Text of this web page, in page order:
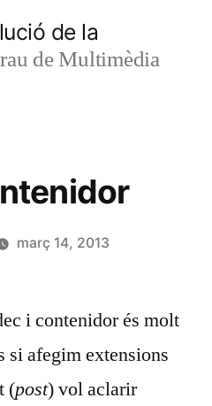
de la
de Multimèdia
març 14, 2013
i contenidor és molt
si afegim extensions
(post) vol aclarir